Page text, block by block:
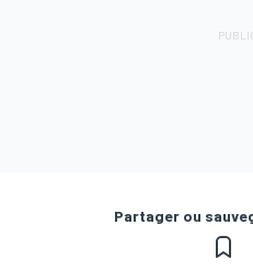
Partager ou